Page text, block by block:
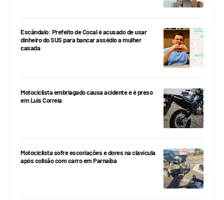
Escândalo: Prefeito de Cocal é acusado de usar
dinheiro do SUS para bancar assédio a mulher
casada
Motociclista embriagado causa acidente e é preso
em Luís Correia
Motociclista sofre escoriações e dores na clavícula
após colisão com carro em Parnaíba